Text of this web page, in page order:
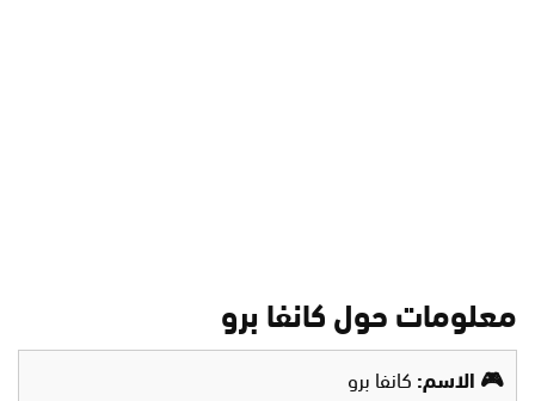
معلومات حول كانفا برو
🎮 الاسم:كانفا برو